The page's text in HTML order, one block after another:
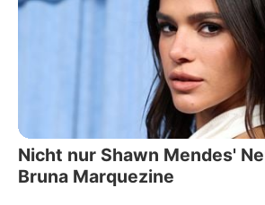
Nicht nur Shawn Mendes'
Bruna Marquezine